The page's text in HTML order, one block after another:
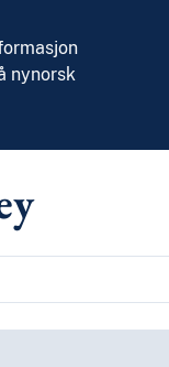
nynorsk